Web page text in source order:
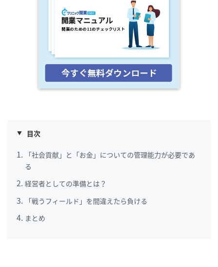
目次
「社会貢献」と「お金」についての管理能力が必要であ
る
経営者としての準備とは？
「戦うフィールド」を間違えたら負ける
まとめ